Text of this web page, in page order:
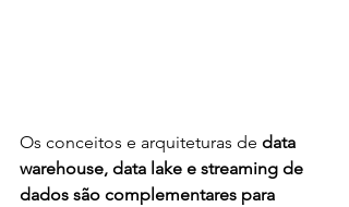
Os conceitos e arquiteturas de data
warehouse, data lake e streaming de
dados são complementares para